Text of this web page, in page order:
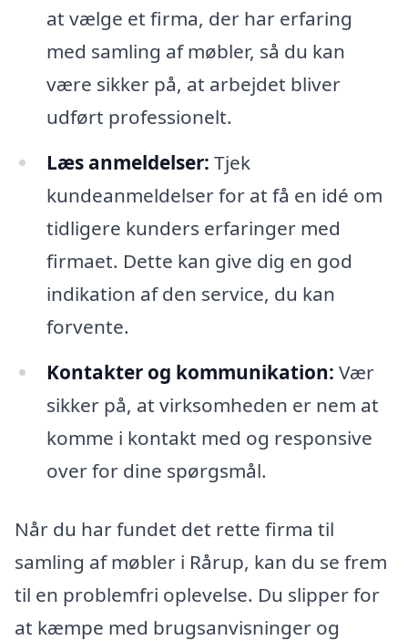
at vælge et firma, der har erfaring
med samling af møbler, så du kan
være sikker på, at arbejdet bliver
udført professionelt.
Læs anmeldelser: Tjek
kundeanmeldelser for at få en idé om
tidligere kunders erfaringer med
firmaet. Dette kan give dig en god
indikation af den service, du kan
forvente.
Kontakter og kommunikation: Vær
sikker på, at virksomheden er nem at
komme i kontakt med og responsive
over for dine spørgsmål.
Når du har fundet det rette firma til
samling af møbler i Rårup, kan du se frem
til en problemfri oplevelse. Du slipper for
at kæmpe med brugsanvisninger og